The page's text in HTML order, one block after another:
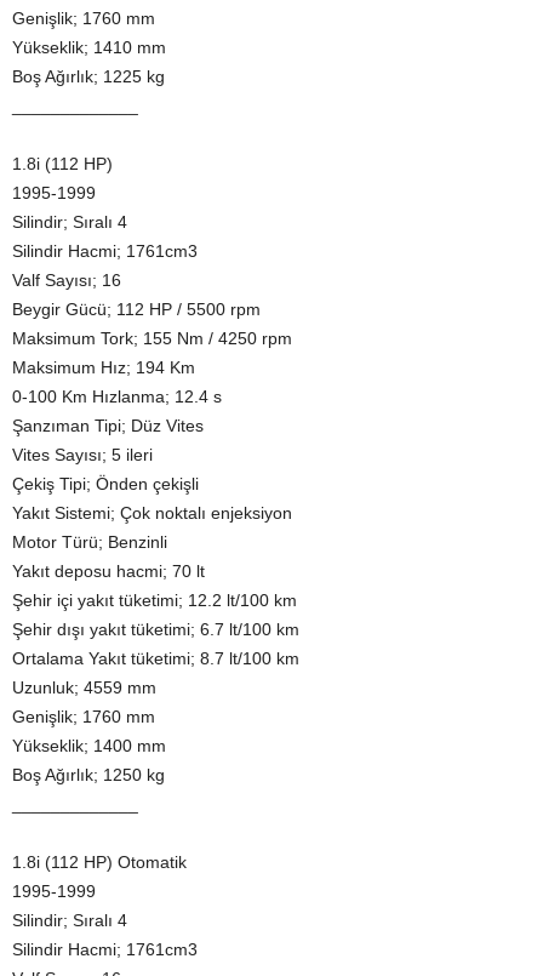
Genişlik; 1760 mm
Yükseklik; 1410 mm
Boş Ağırlık; 1225 kg
1.8i (112 HP)
1995-1999
Silindir; Sıralı 4
Silindir Hacmi; 1761cm3
Valf Sayısı; 16
Beygir Gücü; 112 HP / 5500 rpm
Maksimum Tork; 155 Nm / 4250 rpm
Maksimum Hız; 194 Km
0-100 Km Hızlanma; 12.4 s
Şanzıman Tipi; Düz Vites
Vites Sayısı; 5 ileri
Çekiş Tipi; Önden çekişli
Yakıt Sistemi; Çok noktalı enjeksiyon
Motor Türü; Benzinli
Yakıt deposu hacmi; 70 lt
Şehir içi yakıt tüketimi; 12.2 lt/100 km
Şehir dışı yakıt tüketimi; 6.7 lt/100 km
Ortalama Yakıt tüketimi; 8.7 lt/100 km
Uzunluk; 4559 mm
Genişlik; 1760 mm
Yükseklik; 1400 mm
Boş Ağırlık; 1250 kg
1.8i (112 HP) Otomatik
1995-1999
Silindir; Sıralı 4
Silindir Hacmi; 1761cm3